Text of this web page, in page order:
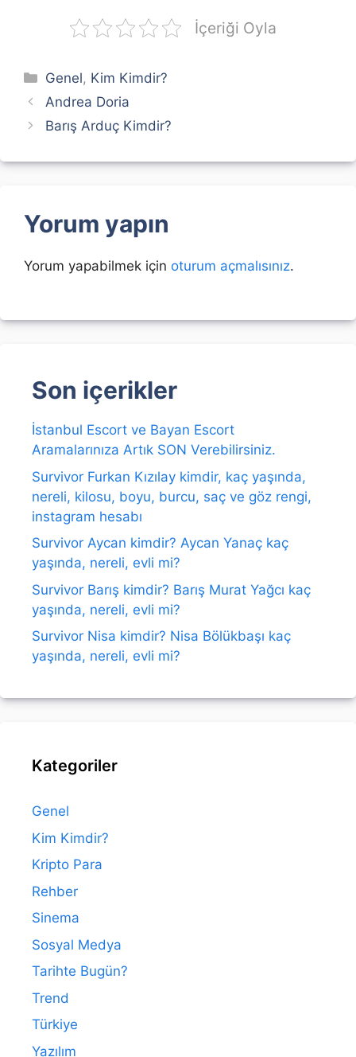
İçeriği Oyla
Kategoriler
Genel, Kim Kimdir?
Andrea Doria
Barış Arduç Kimdir?
Yorum yapın
Yorum yapabilmek için oturum açmalısınız.
Son içerikler
İstanbul Escort ve Bayan Escort
Aramalarınıza Artık SON Verebilirsiniz.
Survivor Furkan Kızılay kimdir, kaç yaşında,
nereli, kilosu, boyu, burcu, saç ve göz rengi,
instagram hesabı
Survivor Aycan kimdir? Aycan Yanaç kaç
yaşında, nereli, evli mi?
Survivor Barış kimdir? Barış Murat Yağcı kaç
yaşında, nereli, evli mi?
Survivor Nisa kimdir? Nisa Bölükbaşı kaç
yaşında, nereli, evli mi?
Kategoriler
Genel
Kim Kimdir?
Kripto Para
Rehber
Sinema
Sosyal Medya
Tarihte Bugün?
Trend
Türkiye
Yazılım